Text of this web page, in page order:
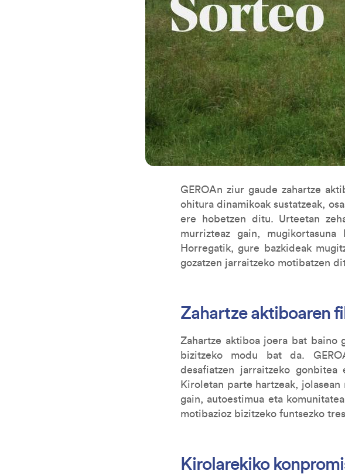
GEROAn ziur gaude zahartze
ohitura dinamikoak sustatzeak,
ere hobetzen ditu. Urteetan
murrizteaz gain,
Horregatik, gure bazkideak
gozatzen jarraitzeko motibatzen
Zahartze aktiboaren
Zahartze aktiboa joera bat baino
bizitzeko modu bat da.
desafiatzen jarraitzeko
Kiroletan parte hartzeak,
gain, autoestimua eta
motibazioz bizitzeko funtsezko
Kirolarekiko